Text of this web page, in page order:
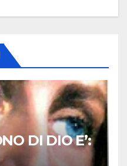
DI DIO E’: